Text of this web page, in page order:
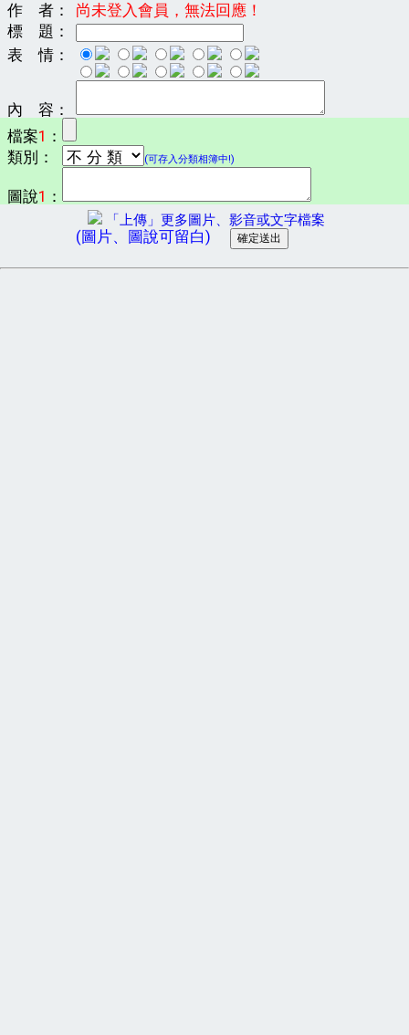
作 者：
尚未登入會員，無法回應！
標 題：
表 情：
內 容：
檔案1 ：
類別：
(可存入分類相簿中!)
圖說1 ：
「上傳」更多圖片、影音或文字檔案
(圖片、圖說可留白)